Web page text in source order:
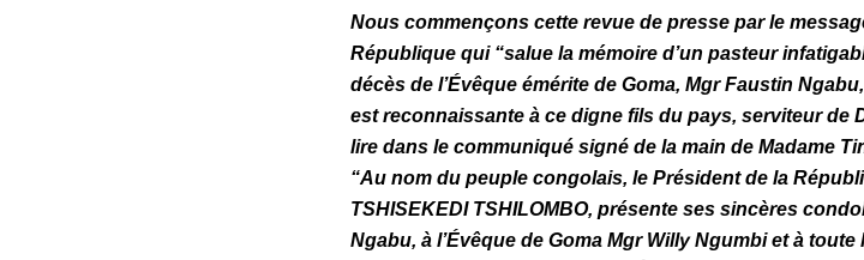
Nous commençons cette revue de presse par le
République qui “salue la mémoire d’un pasteur
décès de l’Évêque émérite de Goma, Mgr Faustin
est reconnaissante à ce digne fils du pays, serviteur de
lire dans le communiqué signé de la main de Madame
“Au nom du peuple congolais, le Président de la
TSHISEKEDI TSHILOMBO, présente ses sincères
Ngabu, à l’Évêque de Goma Mgr Willy Ngumbi et à